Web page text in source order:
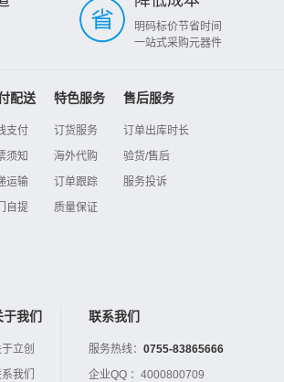
明码标价节省时间
一站式采购元器件
配送
支付
须知
运输
自提
特色服务
订货服务
海外代购
订单跟踪
质量保证
售后服务
订单出库时长
验货/售后
服务投诉
于我们
立创
我们
联系我们
服务热线： 0755-83865666
企业QQ ： 4000800709